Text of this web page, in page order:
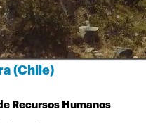
(Chile)
Recursos Humanos